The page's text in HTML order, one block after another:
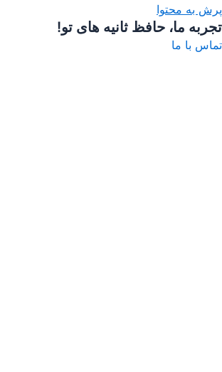
پرش به محتوا
تجربه ما، حافظ ثانیه های تو!
تماس با ما